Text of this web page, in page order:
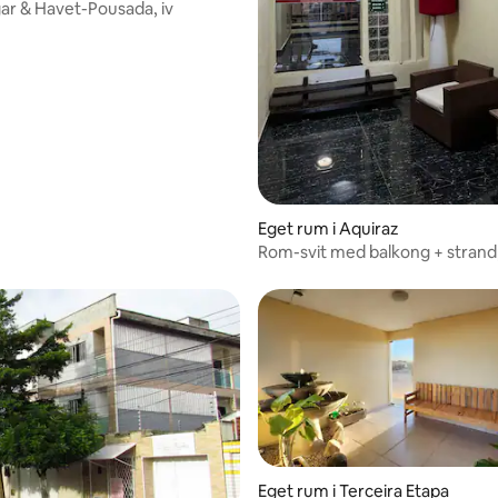
betyg, 97 omdömen
& Havet-Pousada, iv
Eget rum i Aquiraz
Rom-svit med balkong +
Eget rum i Terceira Etapa